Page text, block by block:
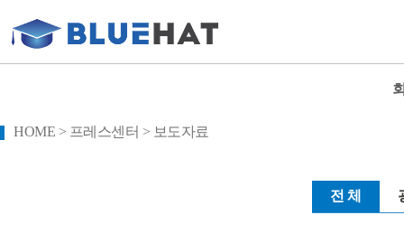
HOME > 프레스센터 > 보도자료
전 체